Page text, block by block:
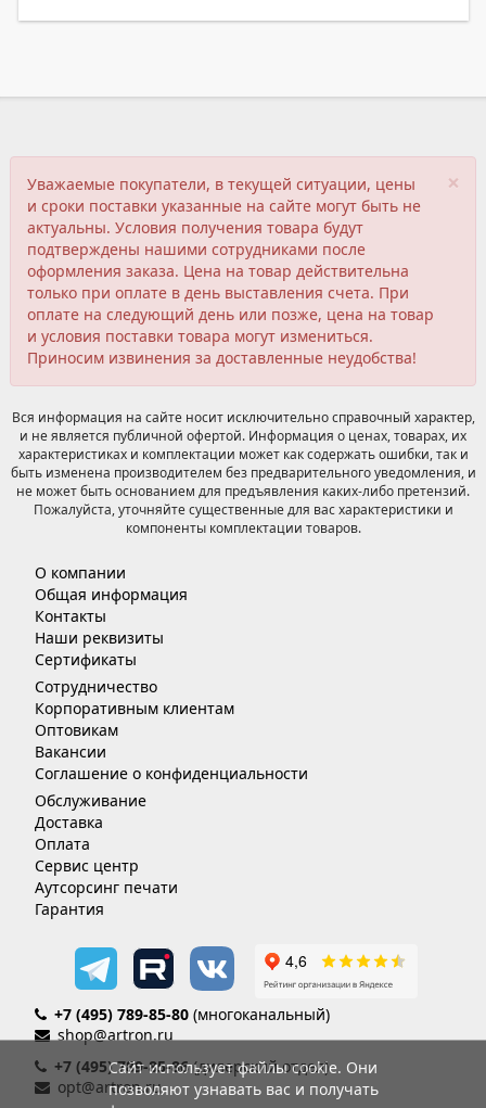
×
Уважаемые покупатели, в текущей ситуации, цены
и сроки поставки указанные на сайте могут быть не
актуальны. Условия получения товара будут
подтверждены нашими сотрудниками после
оформления заказа. Цена на товар действительна
только при оплате в день выставления счета. При
оплате на следующий день или позже, цена на товар
и условия поставки товара могут измениться.
Приносим извинения за доставленные неудобства!
Вся информация на сайте носит исключительно справочный характер,
и не является публичной офертой. Информация о ценах, товарах, их
характеристиках и комплектации может как содержать ошибки, так и
быть изменена производителем без предварительного уведомления, и
не может быть основанием для предъявления каких-либо претензий.
Пожалуйста, уточняйте существенные для вас характеристики и
компоненты комплектации товаров.
О компании
Общая информация
Контакты
Наши реквизиты
Сертификаты
Сотрудничество
Корпоративным клиентам
Оптовикам
Вакансии
Соглашение о конфиденциальности
Обслуживание
Доставка
Оплата
Сервис центр
Аутсорсинг печати
Гарантия
+7 (495) 789-85-80 (многоканальный)
shop@artron.ru
+7 (495) 789-85-86(дилерский отдел)
opt@artron.ru
Сайт использует файлы cookie. Они
позволяют узнавать вас и получать